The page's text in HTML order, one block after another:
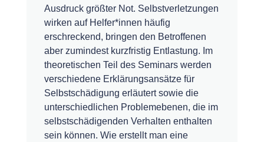
Ausdruck größter Not. Selbstverletzungen
wirken auf Helfer*innen häufig
erschreckend, bringen den Betroffenen
aber zumindest kurzfristig Entlastung. Im
theoretischen Teil des Seminars werden
verschiedene Erklärungsansätze für
Selbstschädigung erläutert sowie die
unterschiedlichen Problemebenen, die im
selbstschädigenden Verhalten enthalten
sein können. Wie erstellt man eine